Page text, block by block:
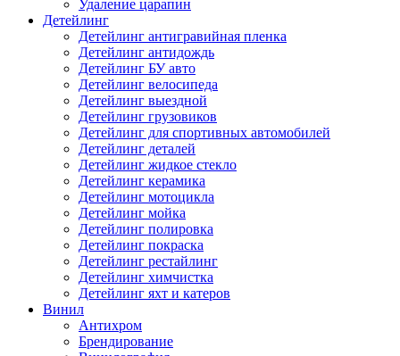
Удаление царапин
Детейлинг
Детейлинг антигравийная пленка
Детейлинг антидождь
Детейлинг БУ авто
Детейлинг велосипеда
Детейлинг выездной
Детейлинг грузовиков
Детейлинг для спортивных автомобилей
Детейлинг деталей
Детейлинг жидкое стекло
Детейлинг керамика
Детейлинг мотоцикла
Детейлинг мойка
Детейлинг полировка
Детейлинг покраска
Детейлинг рестайлинг
Детейлинг химчистка
Детейлинг яхт и катеров
Винил
Антихром
Брендирование